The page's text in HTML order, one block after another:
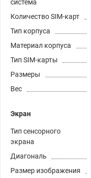
система
Количество SIM-карт
Тип корпуса
Материал корпуса
Тип SIM-карты
Размеры
Вес
Экран
Тип сенсорного
экрана
Диагональ
Размер изображения